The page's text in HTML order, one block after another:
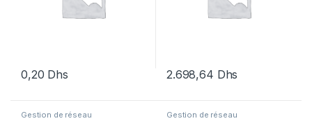
0,20 Dhs 2.698,64 Dhs
Gestion de réseau Gestion de réseau